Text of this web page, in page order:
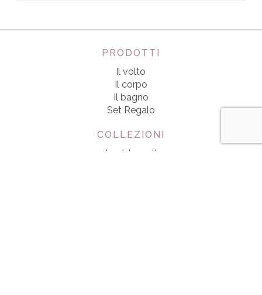
PRODOTTI
Il volto
Il corpo
Il bagno
Set Regalo
COLLEZIONI
Lapislazzuli